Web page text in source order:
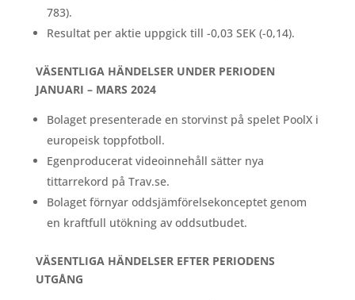
783).
Resultat per aktie uppgick till -0,03 SEK (-0,14).
VÄSENTLIGA HÄNDELSER UNDER PERIODEN
JANUARI – MARS 2024
Bolaget presenterade en storvinst på spelet PoolX i
europeisk toppfotboll.
Egenproducerat videoinnehåll sätter nya
tittarrekord på Trav.se.
Bolaget förnyar oddsjämförelsekonceptet genom
en kraftfull utökning av oddsutbudet.
VÄSENTLIGA HÄNDELSER EFTER PERIODENS
UTGÅNG